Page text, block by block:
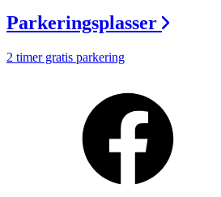
Parkeringsplasser
2 timer gratis parkering